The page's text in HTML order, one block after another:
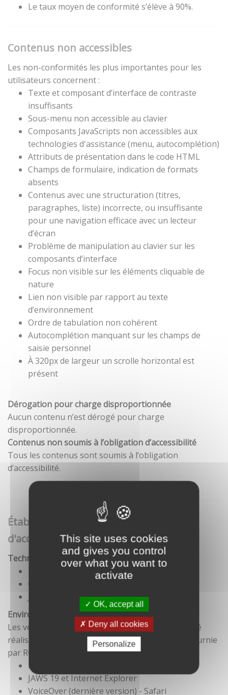
This site uses cookies
and gives you control
over what you want to
activate
OK, accept all
Deny all cookies
Personalize
Le taux moyen de conformité s’élève à 90%.
Contenus non accessibles
Les non-conformités les plus importantes pour les
utilisateurs concernent :
Texte et composant d’interface de contraste
insuffisants
Sous-menu non accessible au clavier
Composants JavaScripts non accessibles aux
technologies d'assistance (menu, autocomplétion)
Attributs de présentation dans le code HTML
Champs de formulaire, indication de formats
absents
Contenus avec une structuration (titres,
paragraphes, liste) incorrecte, ou insuffisante
pour une navigation efficace avec un lecteur
d’écran
Problème de manipulation au clavier sur les
composants d’interface
Focus non visible sur les éléments cliquable de
nature
Lien non visible par rapport au texte
d’environnement
Ordre de tabulation non cohérent
Autocomplétion manquant sur les champs de
saisie personnel
À 320px de largeur un scrolle horizontal est
présent
Dérogation pour charge disproportionnée
Aucun contenu n’est dérogé pour charge
disproportionnée.
Contenus non soumis à l’obligation d’accessibilité
Tous les contenus sont soumis à l’obligation
d’accessibilité.
Établissement de cette déclaration
d'accessibilité
Technologies utilisées pour la réalisation du site
CSS
Environnement de test
Les vérifications de restitution de contenus ont été
réalisées conformément à la base de référence fournie
par RGAA 3.
Firefox et NVDA
JAWS 19 et Internet Explorer
VoiceOver (dernière version) - Safari